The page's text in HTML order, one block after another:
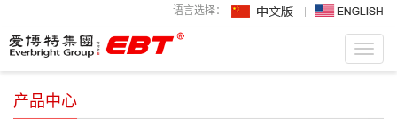
语言选择：
产品中心